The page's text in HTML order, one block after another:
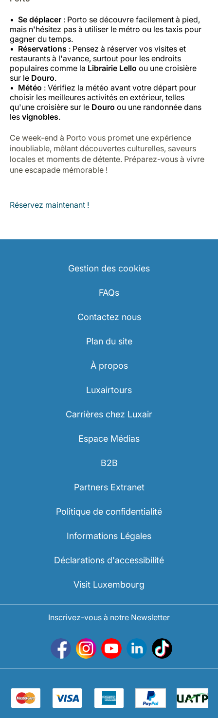
Se déplacer : Porto se découvre facilement à pied,
mais n'hésitez pas à utiliser le métro ou les taxis pour
gagner du temps.
Réservations : Pensez à réserver vos visites et
restaurants à l'avance, surtout pour les endroits
populaires comme la Librairie Lello ou une croisière
sur le Douro.
Météo : Vérifiez la météo avant votre départ pour
choisir les meilleures activités en extérieur, telles
qu'une croisière sur le Douro ou une randonnée dans
les vignobles.
Ce week-end à Porto vous promet une expérience
inoubliable, mêlant découvertes culturelles, saveurs
locales et moments de détente. Préparez-vous à vivre
une escapade mémorable !
Réservez maintenant !
Gestion des cookies
FAQs
Contactez nous
Plan du site
À propos
Luxairtours
Carrières chez Luxair
Espace Médias
B2B
Partners Extranet
Politique de confidentialité
Informations Légales
Déclarations d'accessibilité
Visit Luxembourg
Inscrivez-vous à notre Newsletter